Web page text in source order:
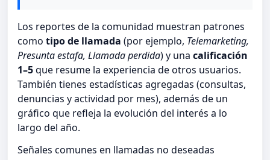
Los reportes de la comunidad muestran patrones
como tipo de llamada (por ejemplo, Telemarketing,
Presunta estafa, Llamada perdida) y una calificación
1–5que resume la experiencia de otros usuarios.
También tienes estadísticas agregadas (consultas,
denuncias y actividad por mes), además de un
gráfico que refleja la evolución del interés a lo
largo del año.
Señales comunes en llamadas no deseadas